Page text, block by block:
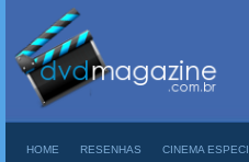
HOME RESENHAS CINEMA